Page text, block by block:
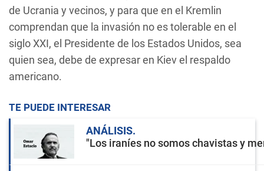
de Ucrania y vecinos, y para que en el Kremlin
comprendan que la invasión no es tolerable en el
siglo XXI, el Presidente de los Estados Unidos, sea
quien sea, debe de expresar en Kiev el respaldo
americano.
TE PUEDE INTERESAR
ANÁLISIS
"Los iraníes no somos chavistas y